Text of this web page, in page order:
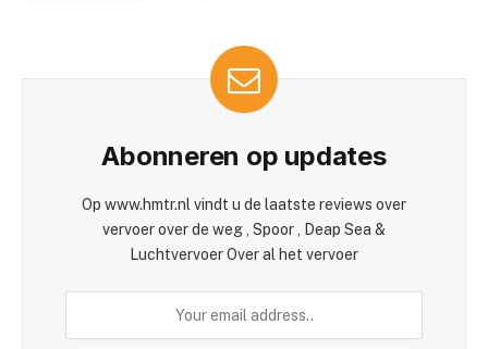
Abonneren op updates
Op www.hmtr.nl vindt u de laatste reviews over
vervoer over de weg , Spoor , Deap Sea &
Luchtvervoer Over al het vervoer